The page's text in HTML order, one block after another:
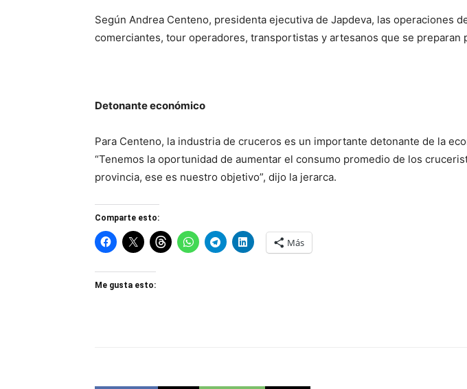
Según Andrea Centeno, presidenta ejecutiva de Japdeva, las operaciones
comerciantes, tour operadores, transportistas y artesanos que se preparan
Detonante económico
Para Centeno, la industria de cruceros es un importante detonante de la
“Tenemos la oportunidad de aumentar el consumo promedio de los
provincia, ese es nuestro objetivo”, dijo la jerarca.
Comparte esto:
Más
Me gusta esto: